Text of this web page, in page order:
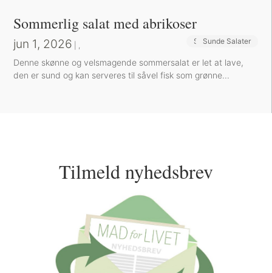
Sommerlig salat med abrikoser
jun 1, 2026 Sunde Opskrifter
Sunde Salater
Denne skønne og velsmagende sommersalat er let at lave,
den er sund og kan serveres til såvel fisk som grønne...
Tilmeld nyhedsbrev